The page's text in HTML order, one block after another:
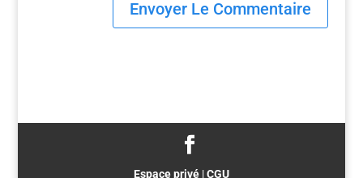
Espace privé|CGU